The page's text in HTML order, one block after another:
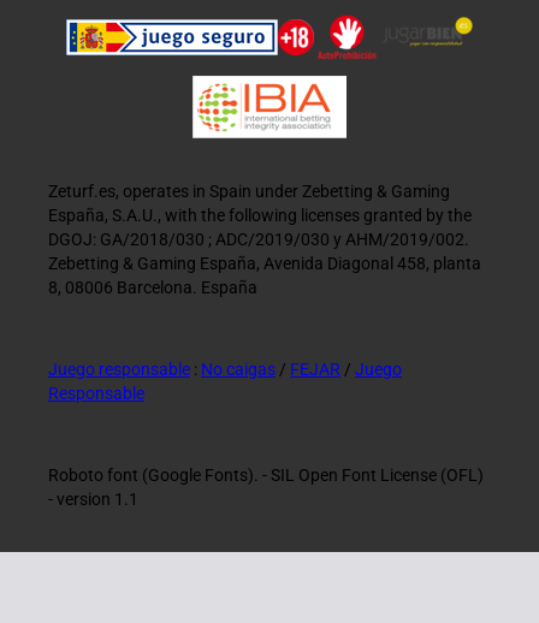
Zeturf.es, operates in Spain under Zebetting & Gaming
España, S.A.U., with the following licenses granted by the
DGOJ: GA/2018/030 ; ADC/2019/030 y AHM/2019/002.
Zebetting & Gaming España, Avenida Diagonal 458, planta
8, 08006 Barcelona. España
Juego responsable : No caigas / FEJAR / Juego
Responsable
Roboto font (Google Fonts). - SIL Open Font License (OFL)
- version 1.1